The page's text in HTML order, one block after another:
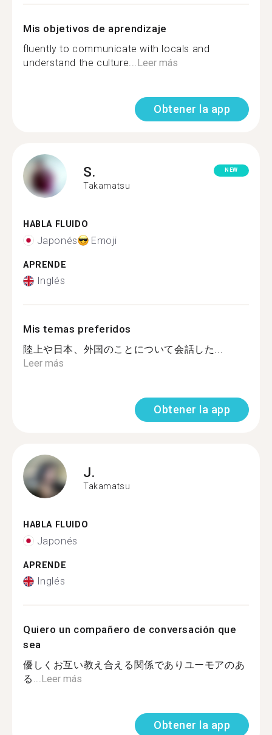
Mis objetivos de aprendizaje
fluently to communicate with locals and
understand the culture...Leer más
Obtener la app
S.
Takamatsu
NEW
HABLA FLUIDO
Japonés Emoji
APRENDE
Inglés
Mis temas preferidos
陸上や日本、外国のことについて会話した...
Leer más
Obtener la app
J.
Takamatsu
HABLA FLUIDO
Japonés
APRENDE
Inglés
Quiero un compañero de conversación que
sea
優しくお互い教え合える関係でありユーモアのあ
る...Leer más
Obtener la app